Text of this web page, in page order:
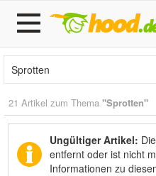
21 Artikel zum Thema "Sprotten"
Ungültiger Artikel:
entfernt oder ist nicht
Informationen zu